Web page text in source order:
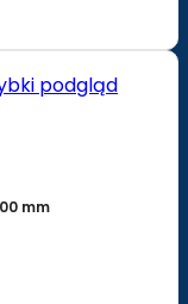
podgląd
mm